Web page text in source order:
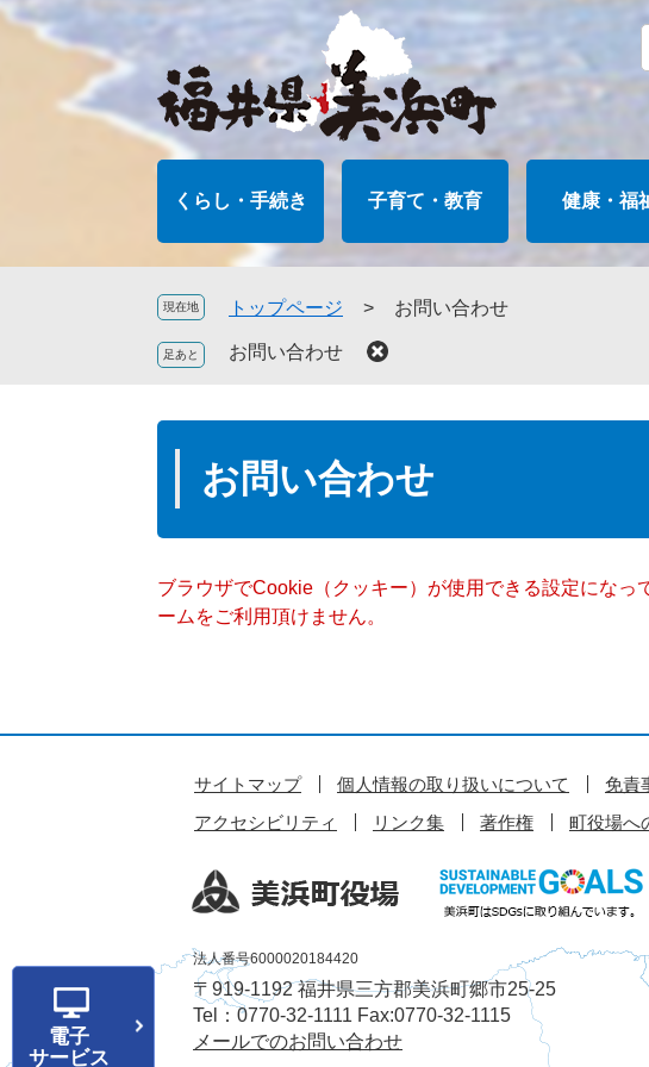
ペ
メ
本
くらし・手続き 子育て・教育 健康・福
現在地 トップページ > お問い合わせ
お問い合わせ
お問い合わせ
ブラウザでCookie（クッキー）が使用できる設定にな
ームをご利用頂けません。
サイトマップ 個人情報の取り扱いについて
免責
アクセシビリティ
リンク集 著作権 町役場へ
法人番号6000020184420
〒919-1192 福井県三方郡美浜町郷市25-25
Tel：0770-32-1111 Fax:0770-32-1115
メールでのお問い合わせ
電子
サービス